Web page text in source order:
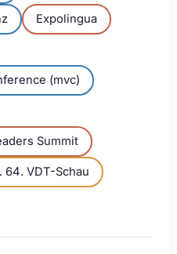
Expolingua
(mvc)
Summit
64. VDT-Schau